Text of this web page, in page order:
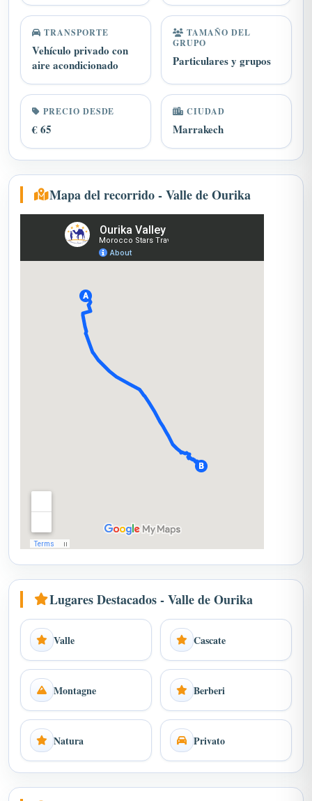
TRANSPORTE
Vehículo privado con
aire acondicionado
TAMAÑO DEL
GRUPO
Particulares y grupos
PRECIO DESDE
€ 65
CIUDAD
Marrakech
Mapa del recorrido - Valle de Ourika
Lugares Destacados - Valle de Ourika
Valle Cascate
Montagne Berberi
Natura Privato
Preguntas frecuentes - Valle de Ourika